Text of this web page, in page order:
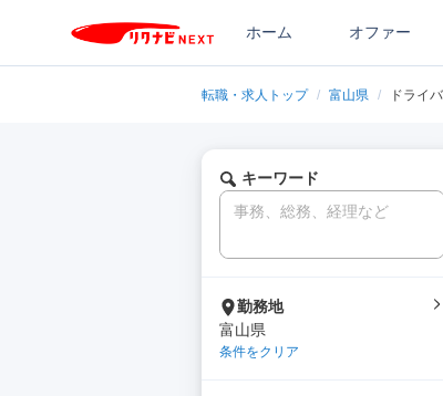
ホーム オファー
転職・求人トップ / 富山県 / ドライ
キーワード
勤務地
富山県
条件をクリア